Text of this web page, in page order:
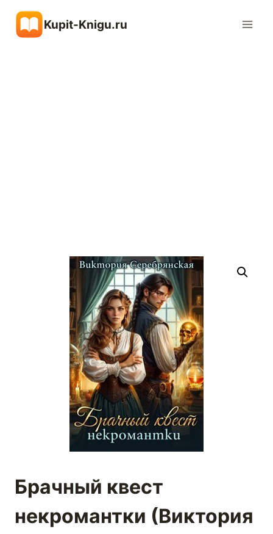
содержимому
Kupit-Knigu.ru
Брачный квест
некромантки (Виктория